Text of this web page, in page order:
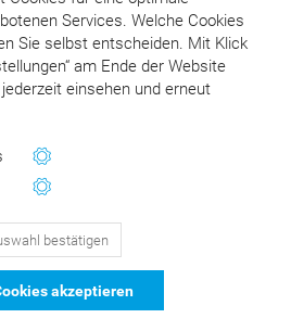
Services. Welche Cookies
Sie selbst entscheiden. Mit Klick
am Ende der Website
einsehen und erneut
bestätigen
akzeptieren
testen!
> LOGIN
und Hinweise